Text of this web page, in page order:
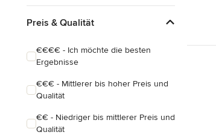
Preis & Qualität
€€€€ - Ich möchte die besten
Ergebnisse
€€€ - Mittlerer bis hoher Preis und
Qualität
€€ - Niedriger bis mittlerer Preis und
Qualität